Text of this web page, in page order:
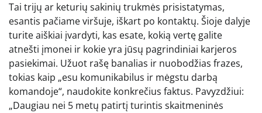
Tai trijų ar keturių sakinių trukmės prisistatymas,
esantis pačiame viršuje, iškart po kontaktų. Šioje dalyje
turite aiškiai įvardyti, kas esate, kokią vertę galite
atnešti įmonei ir kokie yra jūsų pagrindiniai karjeros
pasiekimai. Užuot rašę banalias ir nuobodžias frazes,
tokias kaip „esu komunikabilus ir mėgstu darbą
komandoje“, naudokite konkrečius faktus. Pavyzdžiui:
„Daugiau nei 5 metų patirtį turintis skaitmeninės